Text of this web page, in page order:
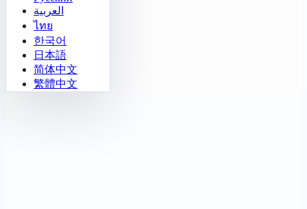
العربية
ไทย
한국어
日本語
简体中文
繁體中文